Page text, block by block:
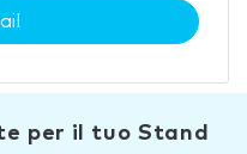
per il tuo Stand